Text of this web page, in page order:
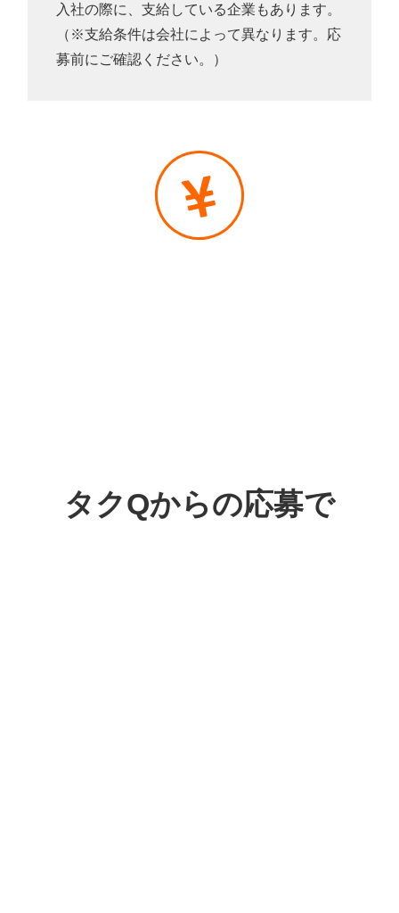
入社の際に、支給している企業もあります。
（※支給条件は会社によって異なります。応
募前にご確認ください。）
タクQからの応募で